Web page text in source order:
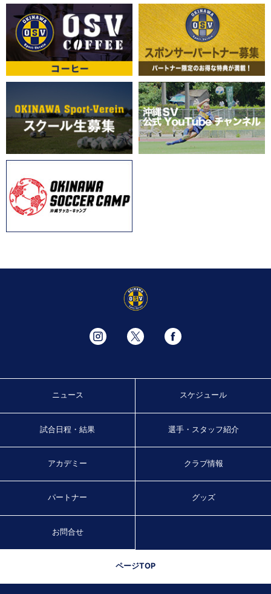
ニュース スケジュール
試合日程・結果 選手・スタッフ紹介
アカデミー クラブ情報
パートナー グッズ
お問合せ
ページTOP